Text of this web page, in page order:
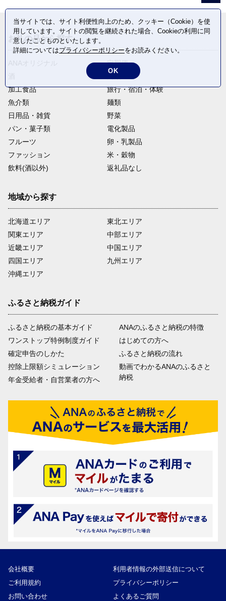
お礼の品から探す
定期便
加工食品
旅行・宿泊・体験
魚介類
麺類
日用品・雑貨
野菜
パン・菓子類
電化製品
フルーツ
卵・乳製品
ファッション
米・穀物
飲料(酒以外)
返礼品なし
地域から探す
北海道エリア
関東エリア
近畿エリア
四国エリア
沖縄エリア
東北エリア
中部エリア
中国エリア
九州エリア
ふるさと納税ガイド
ふるさと納税の基本ガイド
ワンストップ特例制度ガイド
確定申告のしかた
控除上限額シミュレーション
年金受給者・自営業者の方へ
ANAのふるさと納税の特徴
はじめての方へ
ふるさと納税の流れ
動画でわかるANAのふるさと
納税
会社概要
利用者情報の外部送信について
ご利用規約
プライバシーポリシー
お問い合わせ
よくあるご質問
当サイトでは、サイト利便性向上のため、クッキー（Cookie）を使
用しています。サイトの閲覧を継続された場合、Cookieの利用に同
意したことものといたします。
詳細についてはプライバシーポリシーをお読みください。
OK